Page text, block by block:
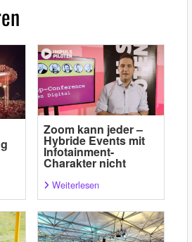
Zoom kann jeder –
Hybride Events mit
Infotainment-
Charakter nicht
Weiterlesen